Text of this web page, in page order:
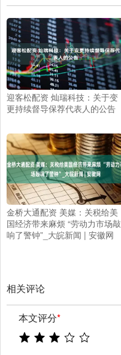
迎客松配资 灿瑞科技：关于变
更持续督导保荐代表人的公告
金桥大通配资 美媒：关税给美
国经济带来麻烦 “劳动力市场敲
响了警钟”_大皖新闻 | 安徽网
相关评论
本文评分*